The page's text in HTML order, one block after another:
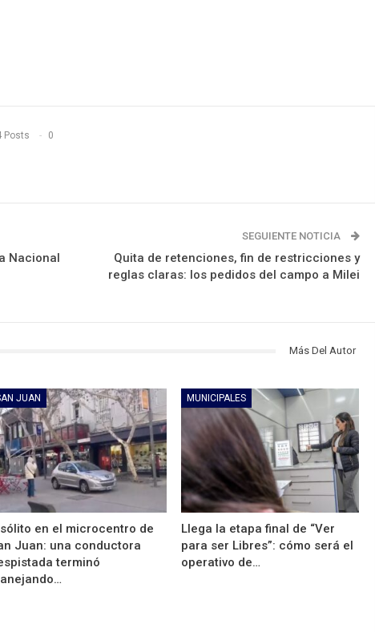
Posts 0
Nacional
SEGUIENTE NOTICIA
Quita de retenciones, fin de restricciones y
reglas claras: los pedidos del campo a Milei
Más Del Autor
JUAN
en el microcentro de
Juan: una conductora
terminó
MUNICIPALES
Llega la etapa final de “Ver
para ser Libres”: cómo será el
operativo de…